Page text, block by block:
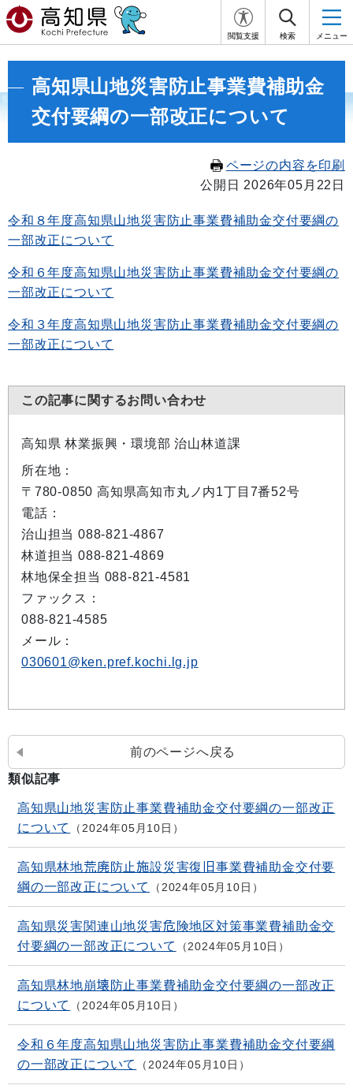
閲覧支援 検索 メニュー
高知県山地災害防止事業費補助金
交付要綱の一部改正について
ページの内容を印刷
公開日 2026年05月22日
令和８年度高知県山地災害防止事業費補助金交付要綱の
一部改正について
令和６年度高知県山地災害防止事業費補助金交付要綱の
一部改正について
令和３年度高知県山地災害防止事業費補助金交付要綱の
一部改正について
この記事に関するお問い合わせ
高知県 林業振興・環境部 治山林道課
所在地：
〒780-0850 高知県高知市丸ノ内1丁目7番52号
電話：
治山担当 088-821-4867
林道担当 088-821-4869
林地保全担当 088-821-4581
ファックス：
088-821-4585
メール：
030601@ken.pref.kochi.lg.jp
前のページへ戻る
類似記事
高知県山地災害防止事業費補助金交付要綱の一部改正
について
2024年05月10日
高知県林地荒廃防止施設災害復旧事業費補助金交付要
綱の一部改正について
2024年05月10日
高知県災害関連山地災害危険地区対策事業費補助金交
付要綱の一部改正について
2024年05月10日
高知県林地崩壊防止事業費補助金交付要綱の一部改正
について
2024年05月10日
令和６年度高知県山地災害防止事業費補助金交付要綱
の一部改正について
2024年05月10日